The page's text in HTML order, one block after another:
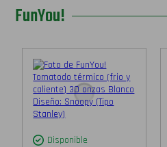
FunYou!
Disponible